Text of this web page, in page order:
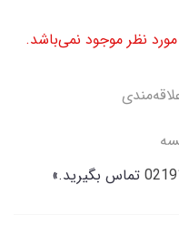
نظر موجود نمی‌باشد.
تماس بگیرید.»